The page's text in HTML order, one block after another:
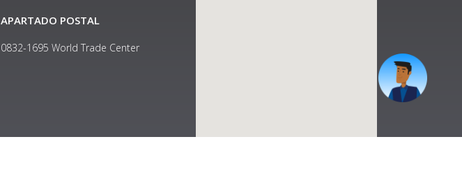
APARTADO POSTAL
0832-1695 World Trade Center